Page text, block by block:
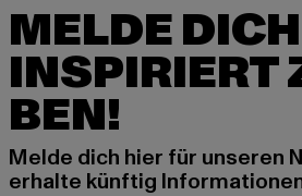
MELDE
INSPIRIERT
BEN!
Melde dich hier für unseren
erhalte künftig